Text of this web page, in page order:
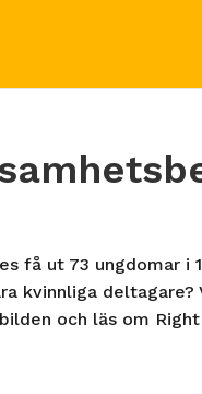
få ut 73 ungdomar i
kvinnliga deltagare?
och läs om Right